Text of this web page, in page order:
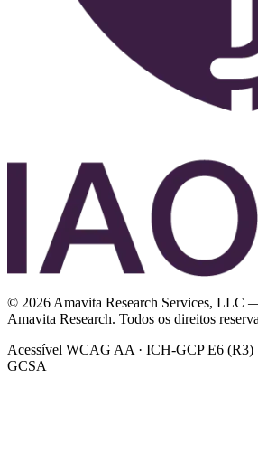
© 2026Amavita Research Services, LLC
Amavita Research. Todos os direitos
Acessível WCAG AA · ICH-GCP E6 (R3)
GCSA